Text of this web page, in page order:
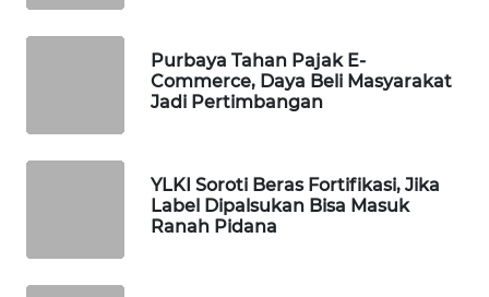
Purbaya Tahan Pajak E-
Commerce, Daya Beli Masyarakat
Jadi Pertimbangan
YLKI Soroti Beras Fortifikasi, Jika
Label Dipalsukan Bisa Masuk
Ranah Pidana
WAHANANEWS
CO ID